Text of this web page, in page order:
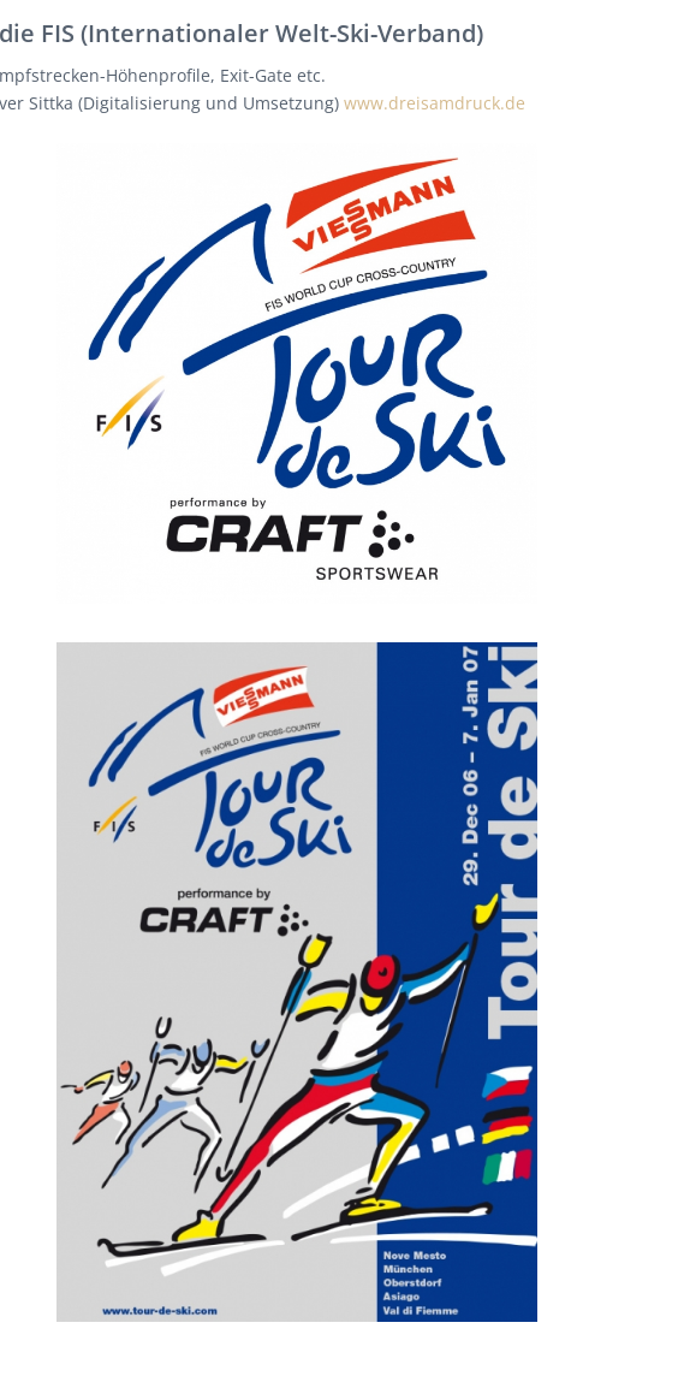
FIS (Internationaler Welt-Ski-Verband)
Höhenprofile, Exit-Gate etc.
Sittka (Digitalisierung und Umsetzung) www.dreisamdruck.de